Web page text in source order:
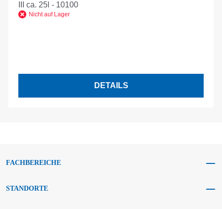
III ca. 25l - 10100
Nicht auf Lager
DETAILS
FACHBEREICHE
STANDORTE